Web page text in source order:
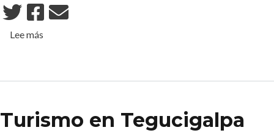
Lee más
Turismo en Tegucigalpa